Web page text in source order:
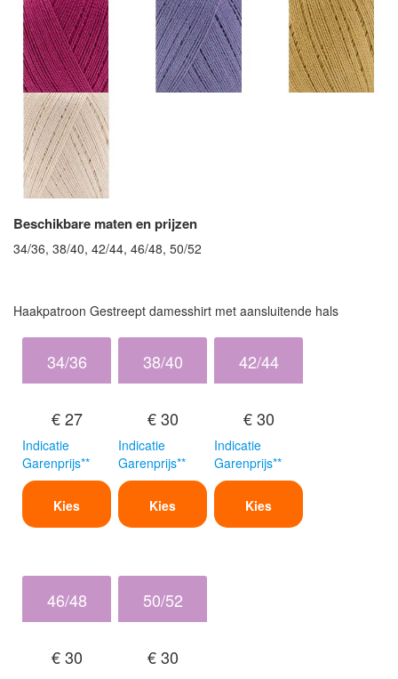
Beschikbare maten en prijzen
34/36, 38/40, 42/44, 46/48, 50/52
Haakpatroon Gestreept damesshirt met aansluitende hals
34/36
€ 27
Indicatie
Garenprijs**
Kies
38/40
€ 30
Indicatie
Garenprijs**
Kies
42/44
€ 30
Indicatie
Garenprijs**
Kies
46/48
€ 30
50/52
€ 30